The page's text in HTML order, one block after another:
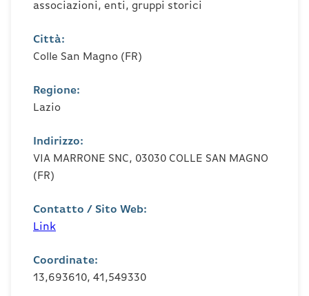
associazioni, enti, gruppi storici
Città:
Colle San Magno (FR)
Regione:
Lazio
Indirizzo:
VIA MARRONE SNC, 03030 COLLE SAN MAGNO
(FR)
Contatto / Sito Web:
Link
Coordinate:
13,693610, 41,549330